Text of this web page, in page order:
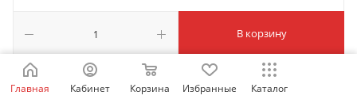
В корзину
Главная Кабинет Корзина Избранные Каталог